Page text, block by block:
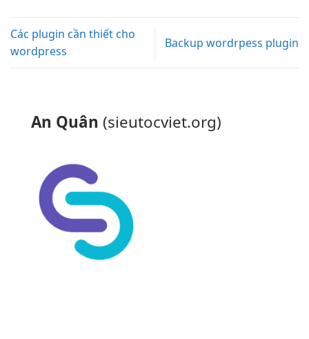
Các plugin cần thiết cho
wordpress
Backup wordrpess plugin
An Quân (sieutocviet.org)